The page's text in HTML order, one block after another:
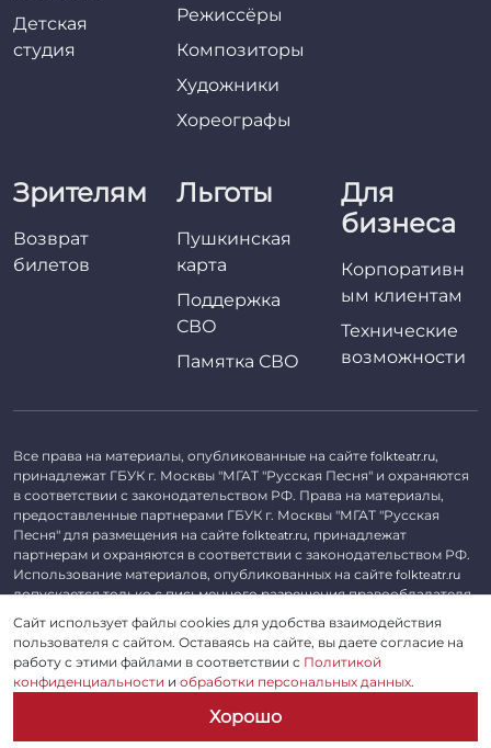
Детская
студия
Режиссёры
Композиторы
Художники
Хореографы
Зрителям
Возврат
билетов
Льготы
Пушкинская
карта
Поддержка
СВО
Памятка СВО
Для
бизнеса
Корпоративн
ым клиентам
Технические
возможности
Все права на материалы, опубликованные на сайте folkteatr.ru,
принадлежат ГБУК г. Москвы "МГАТ "Русская Песня" и охраняются
в соответствии с законодательством РФ. Права на материалы,
предоставленные партнерами ГБУК г. Москвы "МГАТ "Русская
Песня" для размещения на сайте folkteatr.ru, принадлежат
партнерам и охраняются в соответствии с законодательством РФ.
Использование материалов, опубликованных на сайте folkteatr.ru
допускается только с письменного разрешения правообладателя.
©2026 ГБУК г. Москвы «МГАТ «Русская песня». ОГРН 1027739279182,
ИНН 7714039052.
Пользовательское соглашение
Сайт использует файлы cookies для удобства взаимодействия
пользователя с сайтом. Оставаясь на сайте, вы даете согласие на
работу с этими файлами в соответствии с Политикой
конфиденциальности и обработки персональных данных.
Хорошо